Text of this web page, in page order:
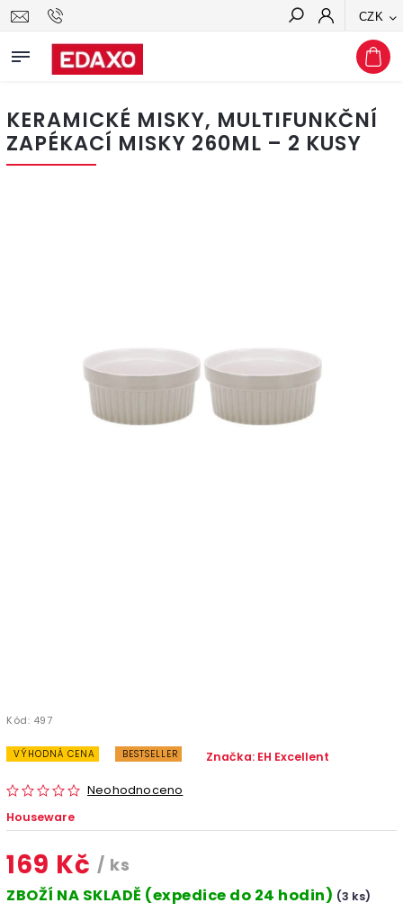
CZK
Hledat
KERAMICKÉ MISKY, MULTIFUNKČNÍ
ZAPÉKACÍ MISKY 260ML – 2 KUSY
Kód: 497
VÝHODNÁ CENA BESTSELLER
Neohodnoceno
Značka: EH Excellent
Houseware
169 Kč / ks
ZBOŽÍ NA SKLADĚ (expedice do 24 hodin) (3 ks)